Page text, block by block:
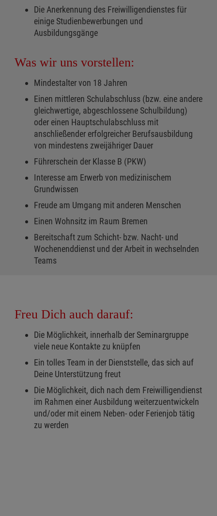
Die Anerkennung des Freiwilligendienstes für
einige Studienbewerbungen und
Ausbildungsgänge
Was wir uns vorstellen:
Mindestalter von 18 Jahren
Einen mittleren Schulabschluss (bzw. eine andere
gleichwertige, abgeschlossene Schulbildung)
oder einen Hauptschulabschluss mit
anschließender erfolgreicher Berufsausbildung
von mindestens zweijähriger Dauer
Führerschein der Klasse B (PKW)
Interesse am Erwerb von medizinischem
Grundwissen
Freude am Umgang mit anderen Menschen
Einen Wohnsitz im Raum Bremen
Bereitschaft zum Schicht- bzw. Nacht- und
Wochenenddienst und der Arbeit in wechselnden
Teams
Freu Dich auch darauf:
Die Möglichkeit, innerhalb der Seminargruppe
viele neue Kontakte zu knüpfen
Ein tolles Team in der Dienststelle, das sich auf
Deine Unterstützung freut
Die Möglichkeit, dich nach dem Freiwilligendienst
im Rahmen einer Ausbildung weiterzuentwickeln
und/oder mit einem Neben- oder Ferienjob tätig
zu werden